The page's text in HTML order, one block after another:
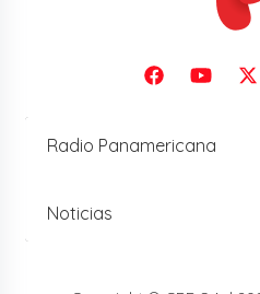
Radio Panamericana
Noticias